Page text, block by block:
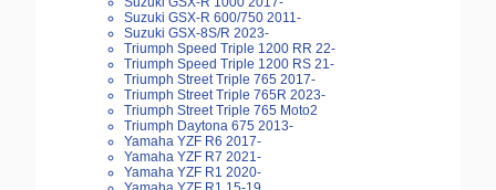
Suzuki GSX-R 600/750 2011-
Suzuki GSX-8S/R 2023-
Triumph Speed Triple 1200 RR 22-
Triumph Speed Triple 1200 RS 21-
Triumph Street Triple 765 2017-
Triumph Street Triple 765R 2023-
Triumph Street Triple 765 Moto2
Triumph Daytona 675 2013-
Yamaha YZF R6 2017-
Yamaha YZF R7 2021-
Yamaha YZF R1 2020-